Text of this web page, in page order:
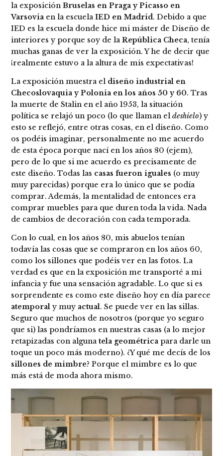
la exposiciónBruselas en Praga y Picasso en
Varsovia en la escuelaIED en Madrid. Debido a que
IED es la escuela donde hice mi máster de Diseño de
interiores y porque soy de laRepública Checa, tenía
muchas ganas de ver la exposición. Y he de decir que
¡realmente estuvo a la altura de mis expectativas!
La exposición muestra el diseño industrial en
Checoslovaquia y Polonia en los años 50 y 60. Tras
la muerte de Stalin en el año 1953, la situación
política se relajó un poco (lo que llaman eldeshielo) y
esto se reflejó, entre otras cosas, en el diseño. Como
os podéis imaginar, personalmente no me acuerdo
de esta época porque nací en los años 80 (ejem),
pero de lo que si me acuerdo es precisamente de
este diseño. Todas las casas fueron iguales (o muy
muy parecidas) porque era lo único que se podía
comprar. Además, la mentalidad de entonces era
comprar muebles para que duren toda la vida. Nada
de cambios de decoración con cada temporada.
Con lo cual, en los años 80, mis abuelos tenían
todavía las cosas que se compraron en los años 60,
como los sillones que podéis ver en las fotos. La
verdad es que en la exposición me transporté a mi
infancia y fue una sensación agradable. Lo que si es
sorprendente es como este diseño hoy en día parece
atemporal y muy actual. Se puede ver en las sillas.
Seguro que muchos de nosotros (porque yo seguro
que si) las pondríamos en nuestras casas (a lo mejor
retapizadas con algunatela geométrica para darle un
toque un poco más moderno). ¿Y qué me decís de los
sillones de mimbre? Porque el mimbre es lo que
más está de moda ahora mismo.